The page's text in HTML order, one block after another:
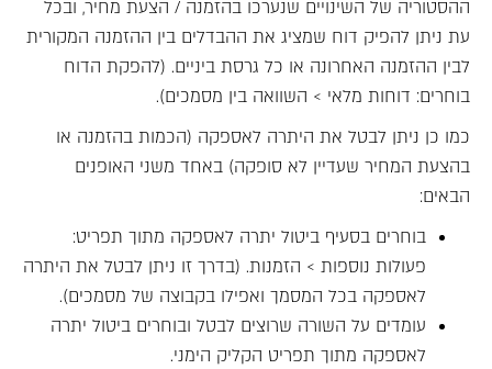
ההסטוריה של השינויים שנערכו בהזמנה / הצעת מחיר, ובכל
עת ניתן להפיק דוח שמציג את ההבדלים בין ההזמנה המקורית
לבין ההזמנה האחרונה או כל גרסת ביניים. (להפקת הדוח
בוחרים: דוחות מלאי > השוואה בין מסמכים).
כמו כן ניתן לבטל את היתרה לאספקה (הכמות בהזמנה או
בהצעת המחיר שעדיין לא סופקה) באחד משני האופנים
הבאים:
בוחרים בסעיף ביטול יתרה לאספקה מתוך תפריט:
פעולות נוספות > הזמנות. (בדרך זו ניתן לבטל את היתרה
לאספקה בכל המסמך ואפילו בקבוצה של מסמכים).
עומדים על השורה שרוצים לבטל ובוחרים ביטול יתרה
לאספקה מתוך תפריט הקליק הימני.